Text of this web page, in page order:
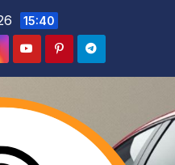
öffnen
15:40